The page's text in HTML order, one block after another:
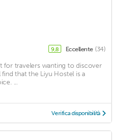
9,8 Eccellente (34)
for travelers wanting to discover
that the Liyu Hostel is a
...
Verifica disponibilità